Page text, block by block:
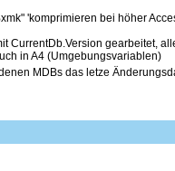
'komprimieren bei höher
CurrentDb.Version gearbeitet,
in A4 (Umgebungsvariablen)
MDBs das letze